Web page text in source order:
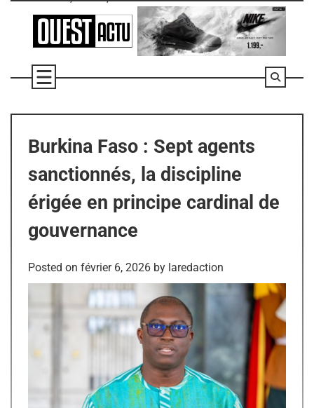
Burkina Faso : Sept agents
sanctionnés, la discipline
érigée en principe cardinal de
gouvernance
Posted on février 6, 2026 by laredaction